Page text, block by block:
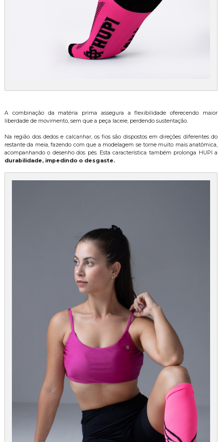
A combinação da matéria prima assegura a flexibilidade oferecendo maior
liberdade de movimento, sem que a peça laceie, perdendo sustentação.
Na região dos dedos e calcanhar, os fios são dispostos em direções diferentes do
restante da meia, fazendo com que a modelagem se torne muito mais anatômica,
acompanhando o desenho dos pés. Esta característica também prolonga HUPI a
durabilidade, impedindo o desgaste.